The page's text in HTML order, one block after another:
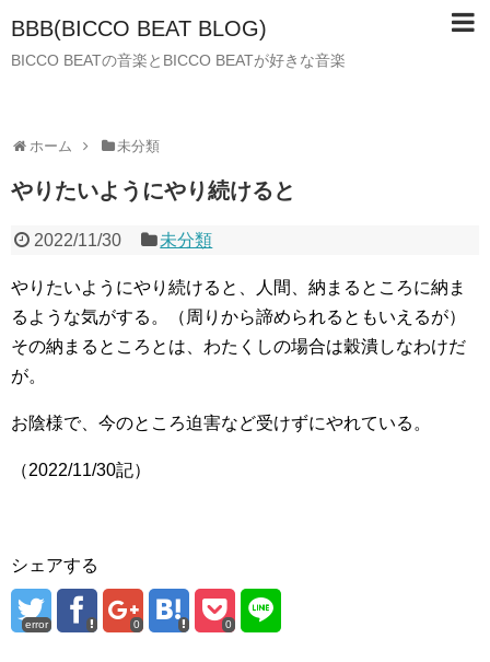
BBB(BICCO BEAT BLOG)
BICCO BEATの音楽とBICCO BEATが好きな音楽
ホーム 未分類
やりたいようにやり続けると
2022/11/30 未分類
やりたいようにやり続けると、人間、納まるところに納ま
るような気がする。（周りから諦められるともいえるが）
その納まるところとは、わたくしの場合は穀潰しなわけだ
が。
お陰様で、今のところ迫害など受けずにやれている。
（2022/11/30記）
シェアする
error 0 0